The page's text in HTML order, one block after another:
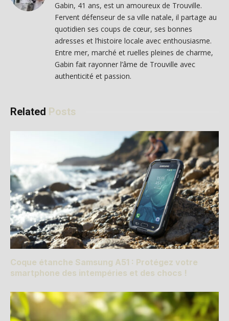
Gabin, 41 ans, est un amoureux de Trouville.
Fervent défenseur de sa ville natale, il partage au
quotidien ses coups de cœur, ses bonnes
adresses et l’histoire locale avec enthousiasme.
Entre mer, marché et ruelles pleines de charme,
Gabin fait rayonner l’âme de Trouville avec
authenticité et passion.
Related Posts
Coque étanche Samsung A51 : Protégez votre
smartphone des intempéries et des chocs !